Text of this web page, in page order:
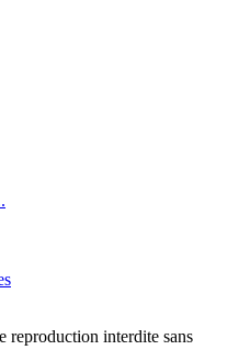
interdite sans